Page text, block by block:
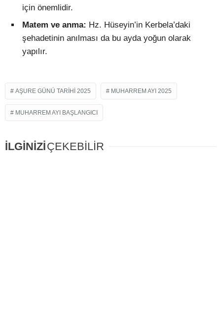
için önemlidir.
Matem ve anma: Hz. Hüseyin’in Kerbela’daki
şehadetinin anılması da bu ayda yoğun olarak
yapılır.
AŞURE GÜNÜ TARIHI 2025 MUHARREM AYI 2025
MUHARREM AYI BAŞLANGICI
İLGİNİZİÇEKEBİLİR